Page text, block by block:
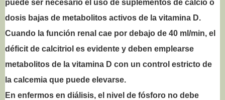
puede ser necesario el uso de suplementos de calcio o
dosis bajas de metabolitos activos de la vitamina D.
Cuando la función renal cae por debajo de 40 ml/min, el
déficit de calcitriol es evidente y deben emplearse
metabolitos de la vitamina D con un control estricto de
la calcemia que puede elevarse.
En enfermos en diálisis, el nivel de fósforo no debe